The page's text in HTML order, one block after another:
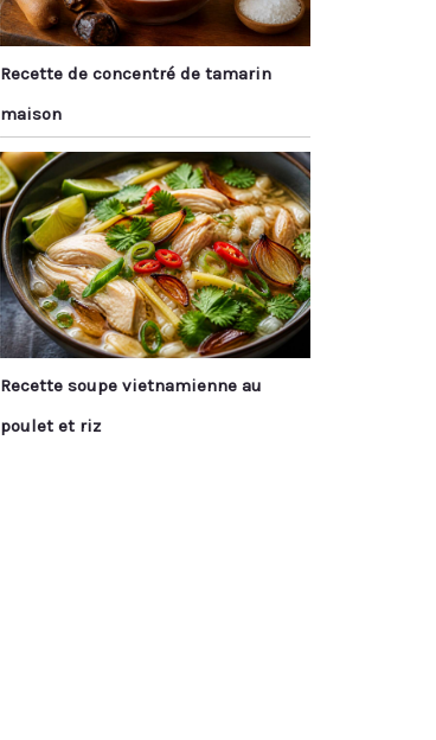
Recette de concentré de tamarin
maison
Recette soupe vietnamienne au
poulet et riz